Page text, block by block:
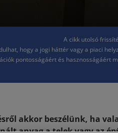
A cikk utolsó
hogy a jogi háttér vagy a piaci
pontosságáért és hasznosságáért
akkor beszélünk, ha
anyag a telek vagy az